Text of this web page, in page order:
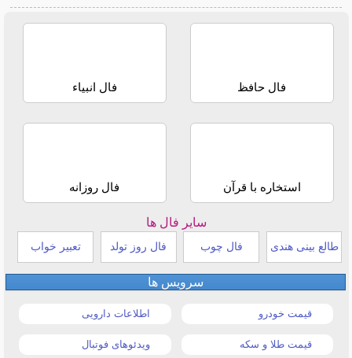
فال حافظ فال انبیاء
استخاره با قرآن فال روزانه
سایر فال ها
طالع بینی هندی فال چوب فال روز تولد تعبیر خواب
سرویس ها
قیمت خودرو اطلاعات دارویی
قیمت طلا و سکه ویدئوهای فوتبال